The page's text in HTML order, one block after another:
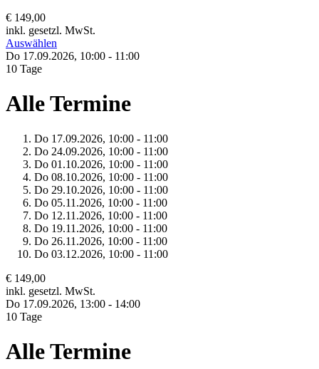
€ 149,00
inkl. gesetzl. MwSt.
Auswählen
Do 17.09.2026, 10:00 - 11:00
10 Tage
Alle Termine
Do 17.09.2026, 10:00 - 11:00
Do 24.09.2026, 10:00 - 11:00
Do 01.10.2026, 10:00 - 11:00
Do 08.10.2026, 10:00 - 11:00
Do 29.10.2026, 10:00 - 11:00
Do 05.11.2026, 10:00 - 11:00
Do 12.11.2026, 10:00 - 11:00
Do 19.11.2026, 10:00 - 11:00
Do 26.11.2026, 10:00 - 11:00
Do 03.12.2026, 10:00 - 11:00
€ 149,00
inkl. gesetzl. MwSt.
Do 17.09.2026, 13:00 - 14:00
10 Tage
Alle Termine